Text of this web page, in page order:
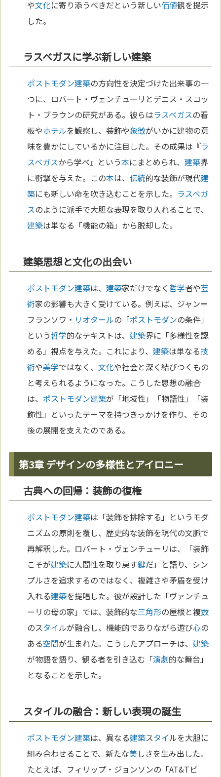
や文化に寄り添うべきだという新しい価値観を提示
した。
ラスベガスに学ぶ新しい建築
ポストモダン建築の方向性を決定づけた出来事の一
つに、ロバート・ヴェンチューリとデニス・スコッ
ト・ブラウンの研究がある。彼らはラスベガスの看
板やホテルを観察し、装飾や象徴がいかに建物の意
味を豊かにしているかに注目した。その成果は『ラ
スベガスから学べ』という本にまとめられ、建築界
に衝撃を与えた。この本は、伝統的な装飾が現代建
築にも新しい命を吹き込むことを示した。 ラスベガ
スのように派手で大胆な表現を取り入れることで、
建築は単なる「機能の箱」から脱却した。
建築思想と文化の出会い
ポストモダン建築は、建築家だけでなく 哲学者や芸
術家の影響も大きく受けている。例えば、ジャン＝
フランソワ・ リオタールの「ポストモダンの条件」
という哲学的なテキストは、建築界に「多様性を認
める」視点を与えた。これにより、建築は単なる技
術や美学ではなく、文化や社会と深く結びつくもの
と考えられるようになった。こうした思想の融合
は、 ポストモダン建築が「地域性」「物語性」「装
飾性」といったテーマを持つきっかけを作り、その
後の展開を支えたのである。
第3章 デザインの多様性とアイロニー
古典への回帰：装飾の復権
ポストモダン建築は「装飾を排除する」というモダ
ニズムの原則を覆し、歴史的な装飾を現代の文脈で
再解釈した。ロバート・ヴェンチューリは、「装飾
こそが建築に人間性を取り戻す鍵だ」と語り、シン
プルさを追求するのではなく、複雑さや矛盾を受け
入れる建築を提唱した。彼が設計した「ヴァンチュ
ーリの母の家」では、装飾的な三角形の屋根と複数
のスタイルが融合し、機能的でありながら遊び心の
ある空間が生まれた。こうしたアプローチは、建築
が物語を語り、観る者を引き込む「演劇的な舞台」
となることを示した。
スタイルの融合：新しい表現の誕生
ポストモダン建築は、異なる建築スタイルを大胆に
組み合わせることで、新たな美しさを生み出した。
たとえば、フィリップ・ジョンソンの「AT&Tビ